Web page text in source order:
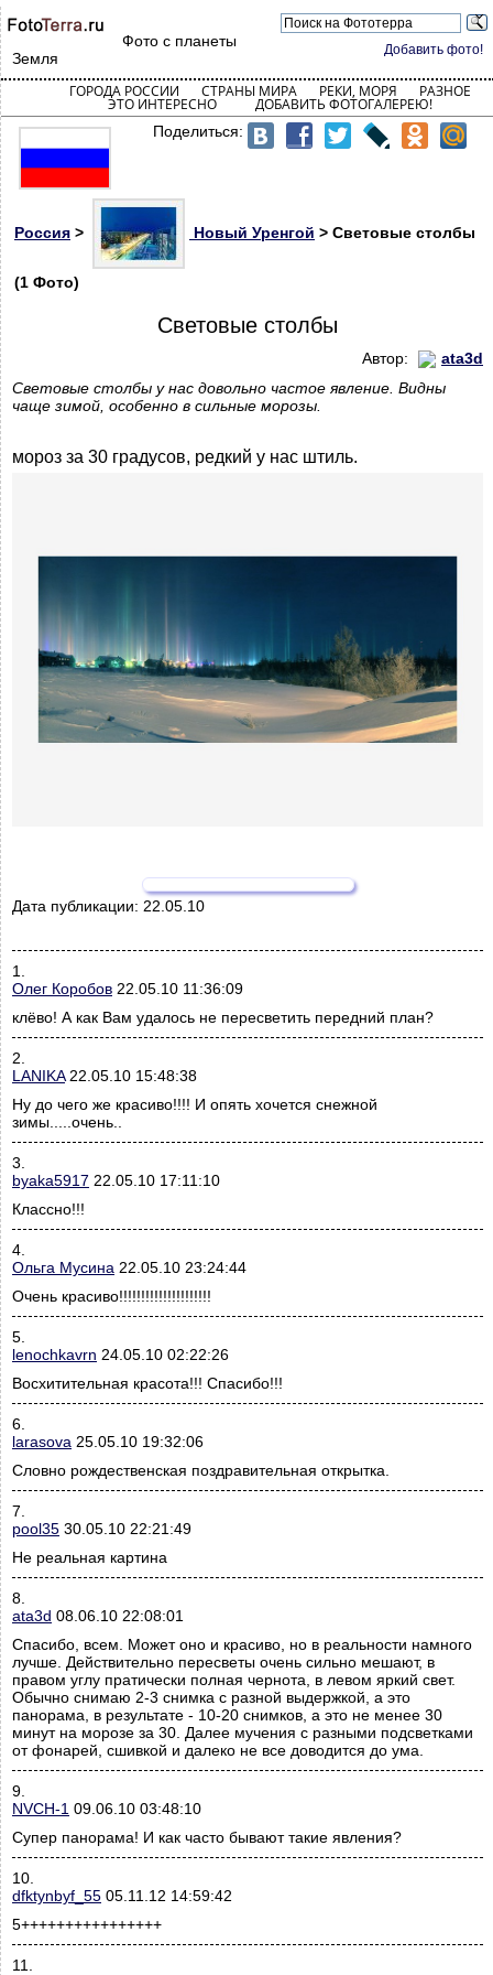
Добавить фото!
Фото с планеты
Земля
ГОРОДА РОССИИ СТРАНЫ МИРА РЕКИ, МОРЯ РАЗНОЕ
ЭТО ИНТЕРЕСНО ДОБАВИТЬ ФОТОГАЛЕРЕЮ!
Поделиться:
Россия > Новый Уренгой > Световые столбы
(1 Фото)
Световые столбы
Автор:
ata3d
Световые столбы у нас довольно частое явление. Видны
чаще зимой, особенно в сильные морозы.
мороз за 30 градусов, редкий у нас штиль.
Дата публикации: 22.05.10
1.
Олег Коробов 22.05.10 11:36:09
клёво! А как Вам удалось не пересветить передний план?
2.
LANIKA22.05.10 15:48:38
Ну до чего же красиво!!!! И опять хочется снежной
зимы.....очень..
3.
byaka5917 22.05.10 17:11:10
Классно!!!
4.
Ольга Мусина 22.05.10 23:24:44
Очень красиво!!!!!!!!!!!!!!!!!!!!!
5.
lenochkavrn 24.05.10 02:22:26
Восхитительная красота!!! Спасибо!!!
6.
larasova 25.05.10 19:32:06
Словно рождественская поздравительная открытка.
7.
pool35 30.05.10 22:21:49
Не реальная картина
8.
ata3d 08.06.10 22:08:01
Спасибо, всем. Может оно и красиво, но в реальности намного
лучше. Действительно пересветы очень сильно мешают, в
правом углу пратически полная чернота, в левом яркий свет.
Обычно снимаю 2-3 снимка с разной выдержкой, а это
панорама, в результате - 10-20 снимков, а это не менее 30
минут на морозе за 30. Далее мучения с разными подсветками
от фонарей, сшивкой и далеко не все доводится до ума.
9.
NVCH-1 09.06.10 03:48:10
Супер панорама! И как часто бывают такие явления?
10.
dfktynbyf_55 05.11.12 14:59:42
5++++++++++++++++
11.